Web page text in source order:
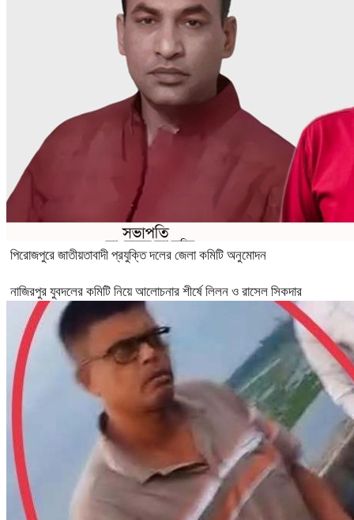
পিরোজপুরে জাতীয়তাবাদী প্রযুক্তি দলের জেলা কমিটি অনুমোদন
নাজিরপুর যুবদলের কমিটি নিয়ে আলোচনার শীর্ষে লিলন ও রাসেল সিকদার